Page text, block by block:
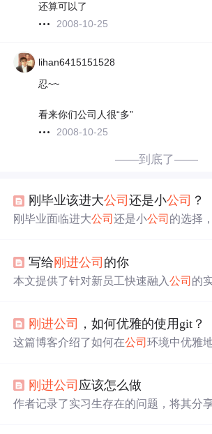
还算可以了
2008-10-25
lihan6415151528
忍~~
看来你们公司人很“多”
2008-10-25
——到底了——
刚毕业该进大公司还是小公司 ？
刚毕业面临进大公司还是小公司 的选择
织规模的关系，小 公司的灵活是特定阶
自身能力和追求而定。
写给刚进公司 的你
本文提供了针对新员工快速融入公司 的
刚进公司 ，如何优雅的使用git？
这篇博客介绍了如何在公司环境中优雅
始化本地仓库、创建与切换分支、合并
在开发过程中需要注意的事项，如定期
刚进公司 应该怎么做
作者记录了实习生存在的问题，将其分